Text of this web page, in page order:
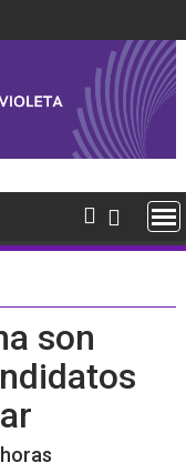
son